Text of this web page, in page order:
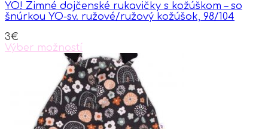
may
be
on
the
YO! Zimné dojčenské rukavičky s kožúškom – so
šnúrkou YO-sv. ružové/ružový kožúšok, 98/104
3€
Výber možností
variants.
options